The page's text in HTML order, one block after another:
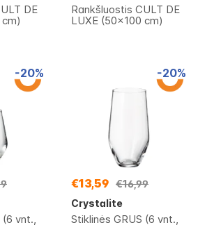
DE
Rankšluostis CULT DE
LUXE (50x100 cm)
-20%
(6 vnt.,
-20%
€13,59 €16,99
Crystalite
Stiklinės GRUS (6 vnt.,